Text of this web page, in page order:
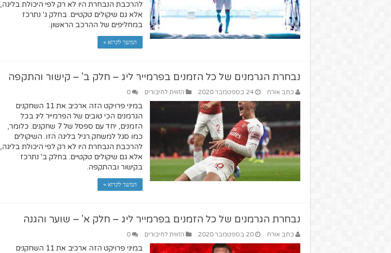
להרכבת הנבחרת היו לא רק לפי היכולת בליגה,
אלא גם שיקולים טקטיים. בחלק ג' נתרכז
במחליפים של ההרכב הראשון.
המשך לקרוא »
נבחרת הגרמנים של כל הזמנים בפרמייר ליג – חלק ב' – קישור והתקפה
כתב אורח 24 בספטמבר 2020 הזווית לחיבורים 0
במיני פרויקט הזה ארכיב את 11 השחקנים
הגרמנים הכי טובים של הפרמייר ליג בכל
הזמנים, יחד עם ספסל של 7 שחקנים. כלומר,
כמו סגל למשחק רגיל בליגה הזו. השיקולים
להרכבת הנבחרת היו לא רק לפי היכולת בליגה,
אלא גם שיקולים טקטיים. בחלק ב' נתרכז
בקישור ובהתקפה.
המשך לקרוא »
נבחרת הגרמנים של כל הזמנים בפרמייר ליג – חלק א' – שוער והגנה
כתב אורח 20 בספטמבר 2020 הזווית לחיבורים 0
במיני פרויקט הזה ארכיב את 11 השחקנים